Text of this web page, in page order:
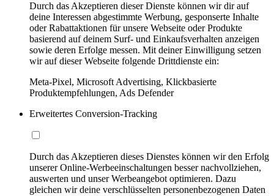
Durch das Akzeptieren dieser Dienste können wir dir auf
deine Interessen abgestimmte Werbung, gesponserte Inhalte
oder Rabattaktionen für unsere Webseite oder Produkte
basierend auf deinem Surf- und Einkaufsverhalten anzeigen
sowie deren Erfolge messen. Mit deiner Einwilligung setzen
wir auf dieser Webseite folgende Drittdienste ein:
Meta-Pixel, Microsoft Advertising, Klickbasierte
Produktempfehlungen, Ads Defender
Erweitertes Conversion-Tracking
Durch das Akzeptieren dieses Dienstes können wir den Erfolg
unserer Online-Werbeeinschaltungen besser nachvollziehen,
auswerten und unser Werbeangebot optimieren. Dazu
gleichen wir deine verschlüsselten personenbezogenen Daten